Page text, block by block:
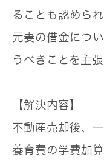
ることも認めら
元妻の借金につ
うべきことを主張
【解決内容】
不動産売却後、
養育費の学費加算